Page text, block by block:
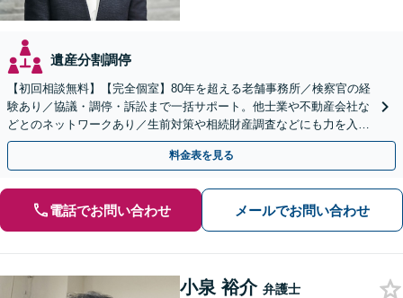
遺産分割調停
【初回相談無料】【完全個室】80年を超える老舗事務所／検察官の経
験あり／協議・調停・訴訟まで一括サポート。他士業や不動産会社な
どとのネットワークあり／生前対策や相続財産調査などにも力を入れ
ております【水戸駅15分】
料金表を見る
電話でお問い合わせ メールでお問い合わせ
小泉 裕介 弁護士